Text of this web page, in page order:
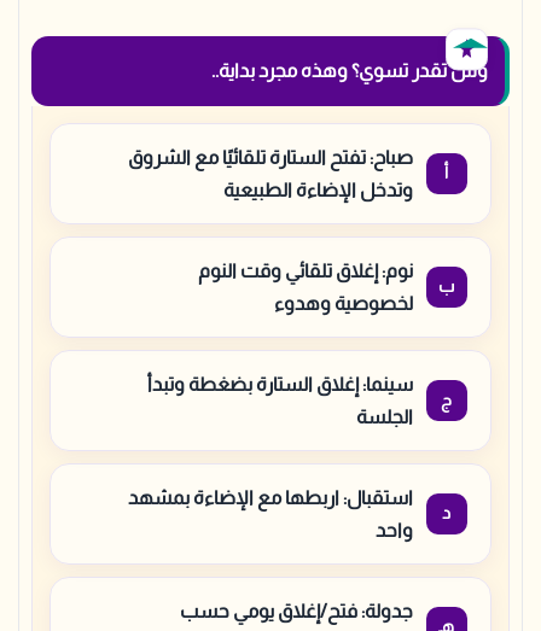
وش تقدر تسوي؟ وهذه مجرد بداية..
صباح: تفتح الستارة تلقائيًا مع الشروق
وتدخل الإضاءة الطبيعية
نوم: إغلاق تلقائي وقت النوم
لخصوصية وهدوء
سينما: إغلاق الستارة بضغطة وتبدأ
الجلسة
استقبال: اربطها مع الإضاءة بمشهد
واحد
جدولة: فتح/إغلاق يومي حسب